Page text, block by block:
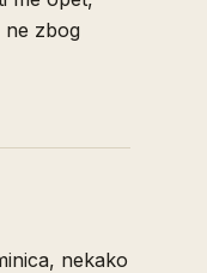
ne zbog
nekako